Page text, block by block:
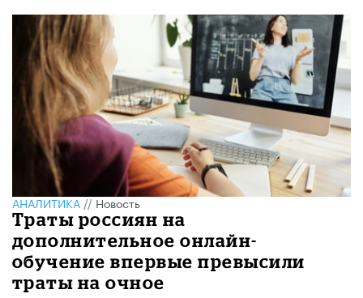
АНАЛИТИКА//Новость
Траты россиян на
дополнительное онлайн-
обучение впервые превысили
траты на очное